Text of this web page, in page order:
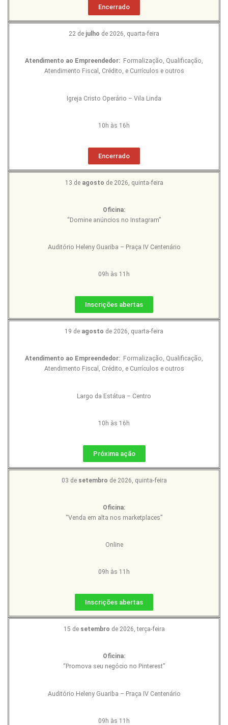
Encerrado
22 de julho de 2026, quarta-feira
Atendimento ao Empreendedor: Formalização, Qualificação,
Atendimento Fiscal, Crédito, e Currículos e outros
Igreja Cristo Operário – Vila Linda
10h às 16h
Encerrado
13 de agosto de 2026, quinta-feira
Oficina:
“Domine anúncios no Instagram”
Auditório Heleny Guariba – Praça IV Centenário
09h às 11h
Inscrições abertas
19 de agosto de 2026, quarta-feira
Atendimento ao Empreendedor: Formalização, Qualificação,
Atendimento Fiscal, Crédito, e Currículos e outros
Largo da Estátua – Centro
10h às 16h
Próxima ação
03 de setembro de 2026, quinta-feira
Oficina:
“Venda em alta nos marketplaces”
Online
09h às 11h
Inscrições abertas
15 de setembro de 2026, terça-feira
Oficina:
“Promova seu negócio no Pinterest”
Auditório Heleny Guariba – Praça IV Centenário
09h às 11h